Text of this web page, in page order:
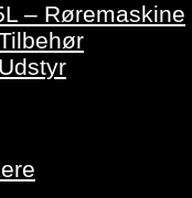
– Røremaskine